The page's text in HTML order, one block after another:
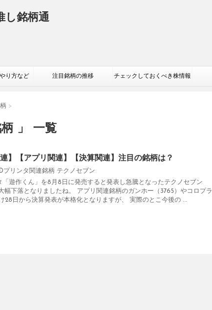
し銘柄通
り方など 注目銘柄の推移 チェックしておくべき株情報
>
柄 」 一覧
連】【アプリ関連】【決算関連】注目の銘柄は？
プリンタ関連銘柄 テクノセブン
「遊作くん」を8月8日に発売すると発表し急騰となったテクノセブン
幅下落となりましたね。 アプリ関連銘柄のガンホー（3765）やコロプラ
28日から決算発表が本格化となりますが、 実際のとこ今後の ...